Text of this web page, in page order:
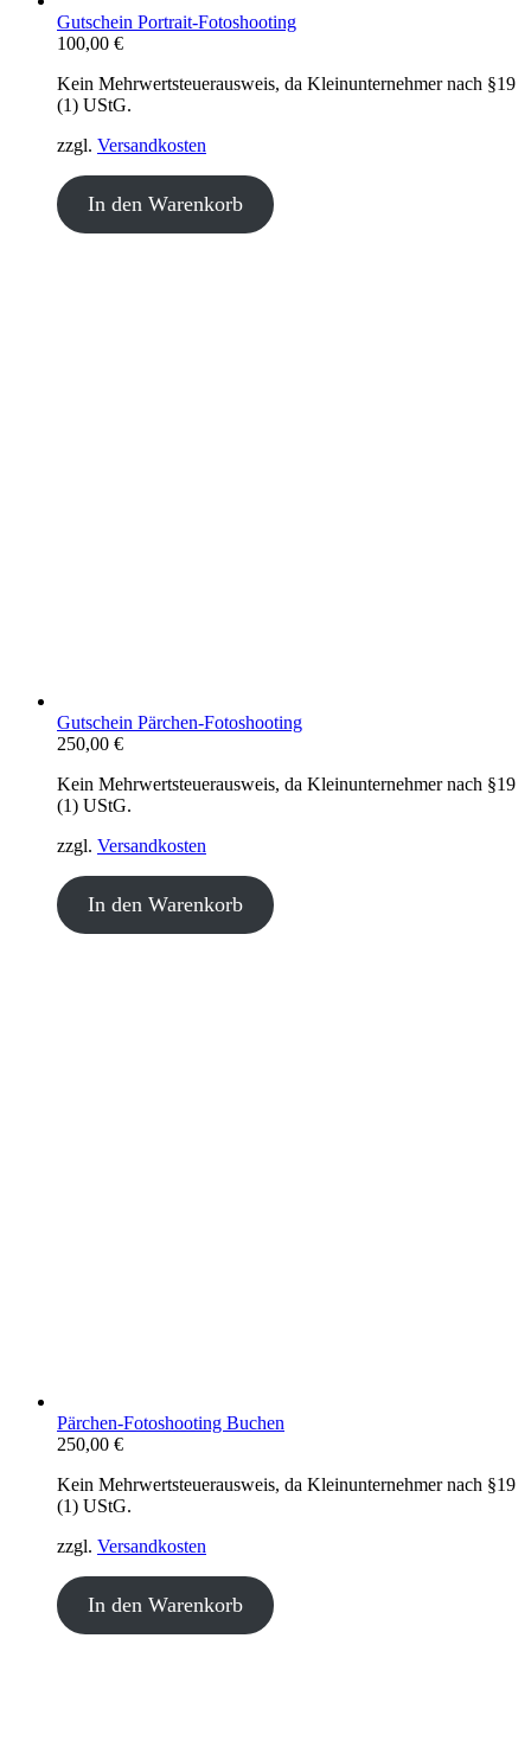
Gutschein Portrait-Fotoshooting
100,00 €
Kein Mehrwertsteuerausweis, da Kleinunternehmer nach §19
(1) UStG.
zzgl. Versandkosten
In den Warenkorb
Gutschein Pärchen-Fotoshooting
250,00 €
Kein Mehrwertsteuerausweis, da Kleinunternehmer nach §19
(1) UStG.
zzgl. Versandkosten
In den Warenkorb
Pärchen-Fotoshooting Buchen
250,00 €
Kein Mehrwertsteuerausweis, da Kleinunternehmer nach §19
(1) UStG.
zzgl. Versandkosten
In den Warenkorb